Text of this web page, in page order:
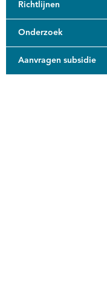
Richtlijnen
Onderzoek
Aanvragen subsidie